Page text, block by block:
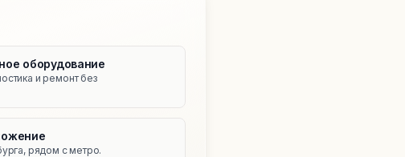
оборудование
и ремонт без
рядом с метро.